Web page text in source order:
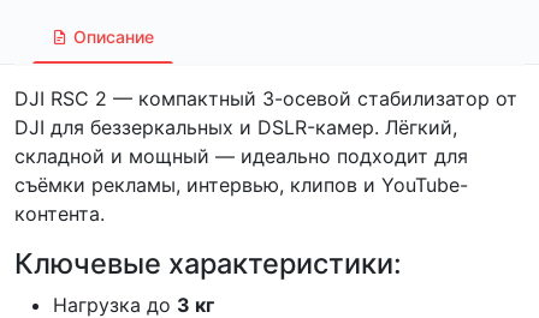
Описание
DJI RSC 2 — компактный 3-осевой стабилизатор от
DJI для беззеркальных и DSLR-камер. Лёгкий,
складной и мощный — идеально подходит для
съёмки рекламы, интервью, клипов и YouTube-
контента.
Ключевые характеристики:
Нагрузка до 3 кг